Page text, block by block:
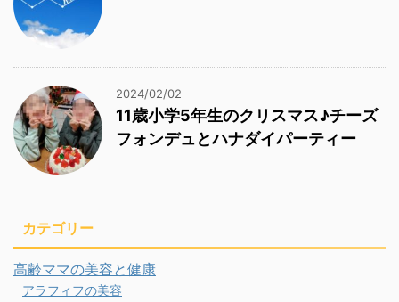
2024/02/02
11歳小学5年生のクリスマス♪チーズ
フォンデュとハナダイパーティー
カテゴリー
高齢ママの美容と健康
アラフィフの美容